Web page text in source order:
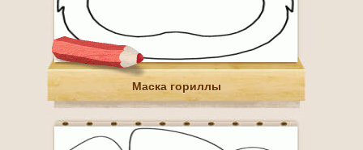
Маска гориллы